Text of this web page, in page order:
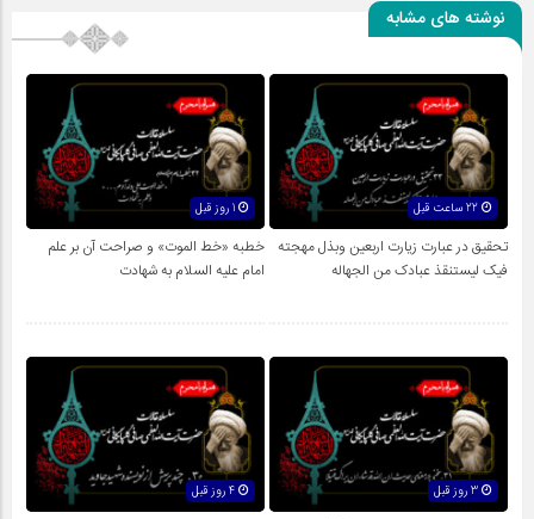
نوشته های مشابه
22 ساعت قبل
تحقیق در عبارت زیارت اربعین وبذل مهجته
فیک لیستنقذ عبادک من الجهاله
خطبه «خط الموت» و صراحت آن بر علم
امام علیه السلام به شهادت
3 روز قبل